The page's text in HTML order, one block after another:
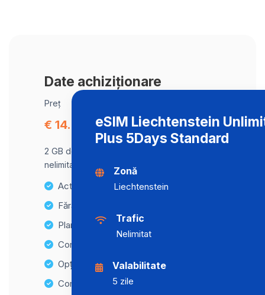
Date achiziționare
Preț
€ 14.94
2 GB de date la viteză maximă, apoi trafic
nelimitat la o viteză de 2 Mbps .
Activare instantanee
Fără taxe ascunse
Planuri de date nelimitate
Compatibilitate cu multiple dispozitive
Opțiuni de reîncărcare ușoară
Compatibilitate Hotspot
eSIM Liechtenstein
Plus 5Days Standard
Zonă
Liechtenstein
Trafic
Nelimitat
Valabilitate
5 zile